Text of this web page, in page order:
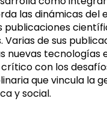
las dinámicas del
de sus
nuevas tecnologías
con los
que vincula la
y social.